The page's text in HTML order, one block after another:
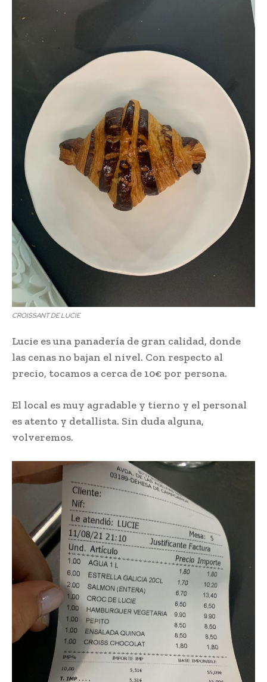
CROISSANT DE LUCIE
Lucie es una panadería de gran calidad, donde
las cenas no bajan el nivel. Con respecto al
precio, tocamos a cerca de 10€ por persona.
El local es muy agradable y tierno y el personal
es atento y detallista. Sin duda alguna,
volveremos.